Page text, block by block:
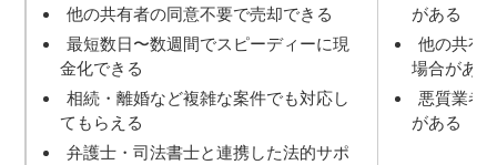
他の共有者の同意不要で売却できる
最短数日〜数週間でスピーディーに現
金化できる
相続・離婚など複雑な案件でも対応し
てもらえる
弁護士・司法書士と連携した法的サポ
がある
他の共有
場合がある
悪質業者
がある